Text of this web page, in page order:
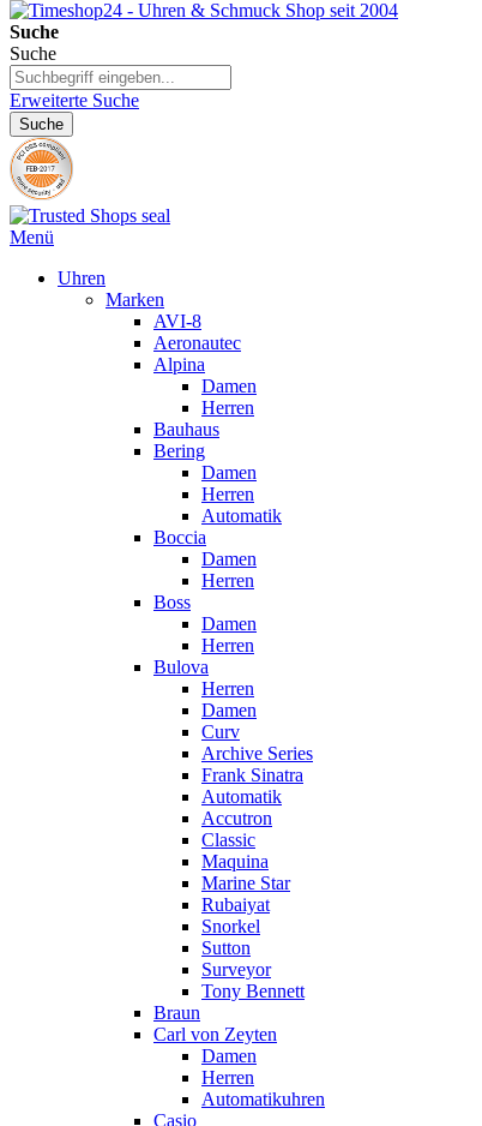
Suche
Suche
Erweiterte Suche
Suche
Menü
Uhren
Marken
AVI-8
Aeronautec
Alpina
Damen
Herren
Bauhaus
Bering
Damen
Herren
Automatik
Boccia
Damen
Herren
Boss
Damen
Herren
Bulova
Herren
Damen
Curv
Archive Series
Frank Sinatra
Automatik
Accutron
Classic
Maquina
Marine Star
Rubaiyat
Snorkel
Sutton
Surveyor
Tony Bennett
Braun
Carl von Zeyten
Damen
Herren
Automatikuhren
Casio